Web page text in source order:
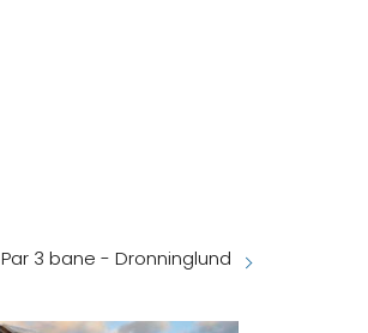
Par 3 bane - Dronninglund